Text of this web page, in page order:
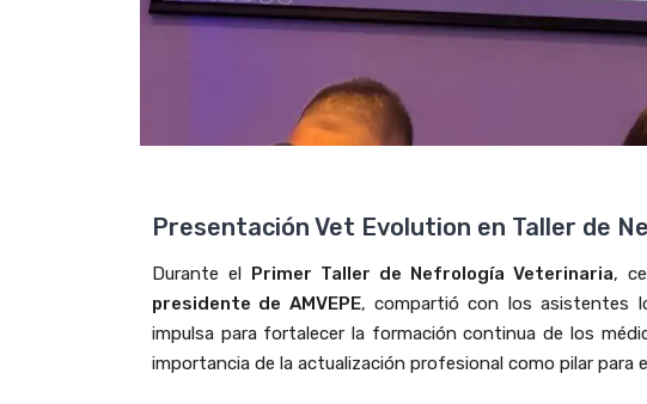
Presentación Vet Evolution en Taller de
Durante el Primer Taller de Nefrología Veterinaria,
presidente de AMVEPE, compartió con los asistentes
impulsa para fortalecer la formación continua de los
importancia de la actualización profesional como pilar para